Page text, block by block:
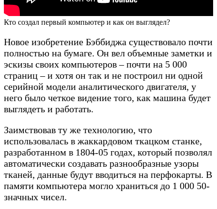
Кто создал первый компьютер и как он выглядел?
Новое изобретение Бэббиджа существовало почти
полностью на бумаге. Он вел объемные заметки и
эскизы своих компьютеров – почти на 5 000
страниц – и хотя он так и не построил ни одной
серийной модели аналитического двигателя, у
него было четкое видение того, как машина будет
выглядеть и работать.
Заимствовав ту же технологию, что
использовалась в жаккардовом ткацком станке,
разработанном в 1804-05 годах, который позволял
автоматически создавать разнообразные узоры
тканей, данные будут вводиться на перфокарты. В
памяти компьютера могло храниться до 1 000 50-
значных чисел.